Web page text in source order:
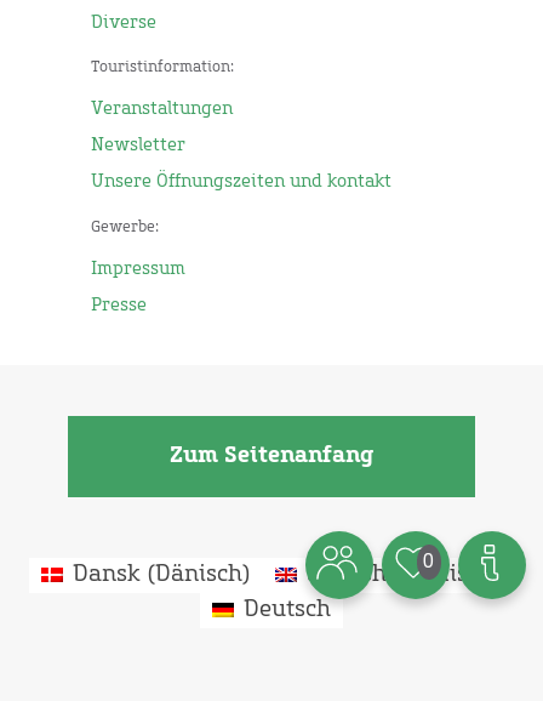
Diverse
Touristinformation:
Veranstaltungen
Newsletter
Unsere Öffnungszeiten und kontakt
Gewerbe:
Impressum
Presse
Zum Seitenanfang
0
Dansk( Dänisch) English (Englisch)
Deutsch